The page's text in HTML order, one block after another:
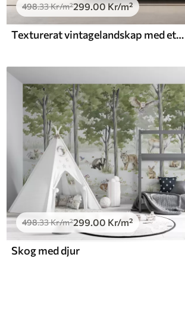
498.33Kr/m²299.00Kr/m²
Texturerat vintagelandskap med ett träd nära en flod och en molnig himmel, naturkonst i sepiatoner
498.33Kr/m²299 .00 Kr/m²
Skog med djur